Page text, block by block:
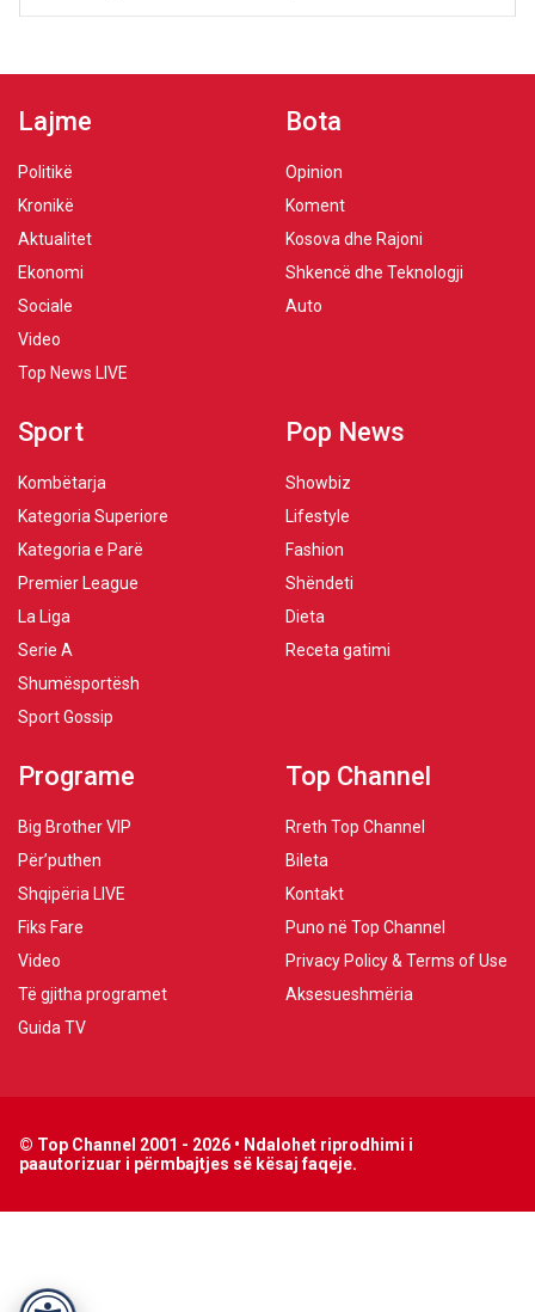
Lajme
Politikë
Kronikë
Aktualitet
Ekonomi
Sociale
Video
Top News LIVE
Bota
Opinion
Koment
Kosova dhe Rajoni
Shkencë dhe Teknologji
Auto
Sport
Kombëtarja
Kategoria Superiore
Kategoria e Parë
Premier League
La Liga
Serie A
Shumësportësh
Sport Gossip
Pop News
Showbiz
Lifestyle
Fashion
Shëndeti
Dieta
Receta gatimi
Programe
Big Brother VIP
Për’puthen
Shqipëria LIVE
Fiks Fare
Video
Të gjitha programet
Guida TV
Top Channel
Rreth Top Channel
Bileta
Kontakt
Puno në Top Channel
Privacy Policy & Terms of Use
Aksesueshmëria
© Top Channel 2001 - 2026 • Ndalohet riprodhimi i
paautorizuar i përmbajtjes së kësaj faqeje.